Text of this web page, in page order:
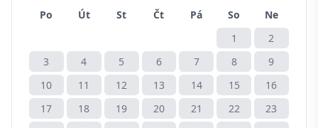
Po Út St Čt Pá So
Ne
1
2
3
4 5 6 7 8
9
10
11 12 13 14 15
16
17
18 19 20 21 22
23